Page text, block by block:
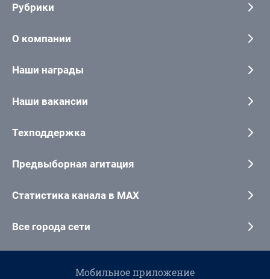
Рубрики
О компании
Наши награды
Наши вакансии
Техподдержка
Предвыборная агитация
Статистика канала в MAX
Все города сети
Мобильное приложение